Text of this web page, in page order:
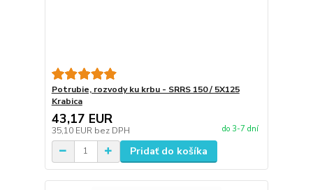
Potrubie, rozvody ku krbu - SRRS 150 / 5X125
Krabica
43,17 EUR
35,10 EUR bez DPH do 3-7 dní
Pridať do košíka